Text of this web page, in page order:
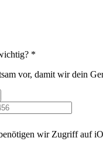
*
vor, damit wir dein
wir Zugriff auf